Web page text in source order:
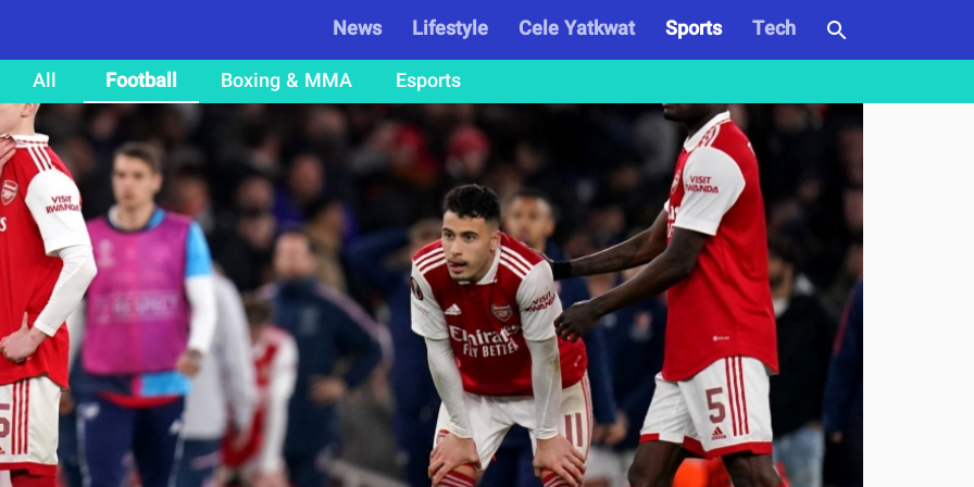
News Lifestyle Cele Yatkwat Sports
Tech
All
Football Boxing & MMA Esports